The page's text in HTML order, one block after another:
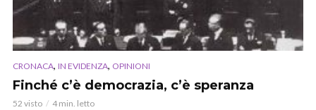
CRONACA, IN EVIDENZA, OPINIONI
Finché c’è democrazia, c’è speranza
52 visto 4 min. letto